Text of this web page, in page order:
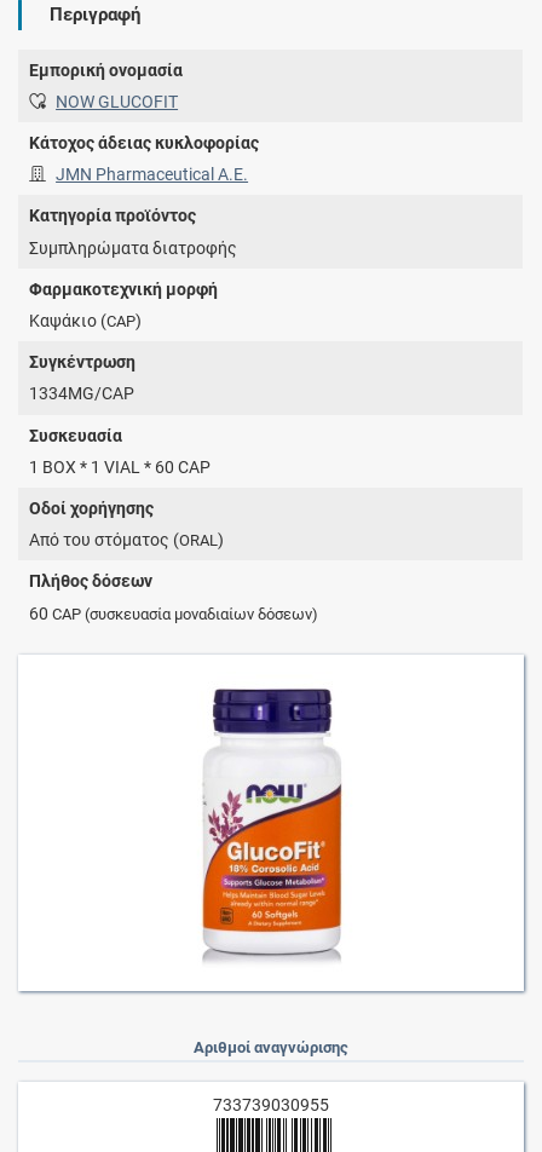
Περιγραφή
Εμπορική ονομασία
NOW GLUCOFIT
Κάτοχος άδειας κυκλοφορίας
JMN Pharmaceutical Α.Ε.
Κατηγορία προϊόντος
Συμπληρώματα διατροφής
Φαρμακοτεχνική μορφή
Καψάκιο (CAP)
Συγκέντρωση
1334MG/CAP
Συσκευασία
1 BOX * 1 VIAL * 60 CAP
Οδοί χορήγησης
Από του στόματος (ORAL)
Πλήθος δόσεων
60CAP (συσκευασία μοναδιαίων δόσεων)
Αριθμοί αναγνώρισης
733739030955